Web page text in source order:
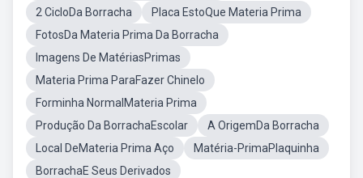
2 CicloDa Borracha
Placa EstoQue Materia Prima
FotosDa Materia Prima Da Borracha
Imagens De MatériasPrimas
Materia Prima ParaFazer Chinelo
Forminha NormalMateria Prima
Produção Da BorrachaEscolar
A OrigemDa Borracha
Local DeMateria Prima Aço
Matéria-PrimaPlaquinha
BorrachaE Seus Derivados